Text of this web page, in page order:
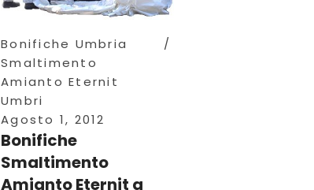
Bonifiche Umbria
Smaltimento
Amianto Eternit
Umbri
Agosto 1, 2012
Bonifiche
Smaltimento
Amianto Eternit a